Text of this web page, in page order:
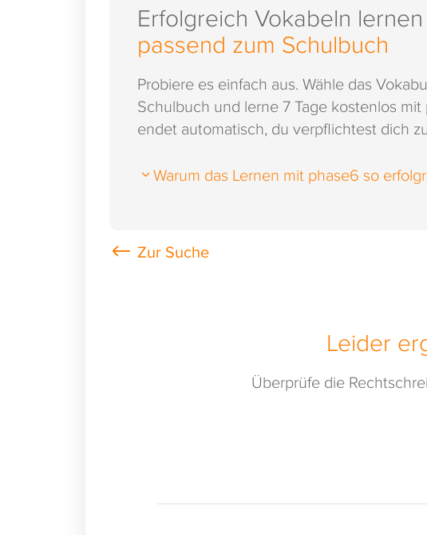
Erfolgreich Vokabeln lernen
passend zum Schulbuch
Probiere es einfach aus. Wähle das
Schulbuch und lerne 7 Tage kostenlos
endet automatisch, du verpflichtest dich
Warum das Lernen mit phase6 so
Leider
Überprüfe die